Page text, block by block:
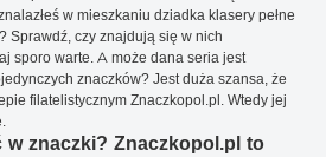
w mieszkaniu dziadka klasery pełne
Sprawdź, czy znajdują się w nich
sporo warte. A może dana seria jest
znaczków? Jest duża szansa, że
filatelistycznym Znaczkopol.pl. Wtedy jej
w znaczki? Znaczkopol.pl to